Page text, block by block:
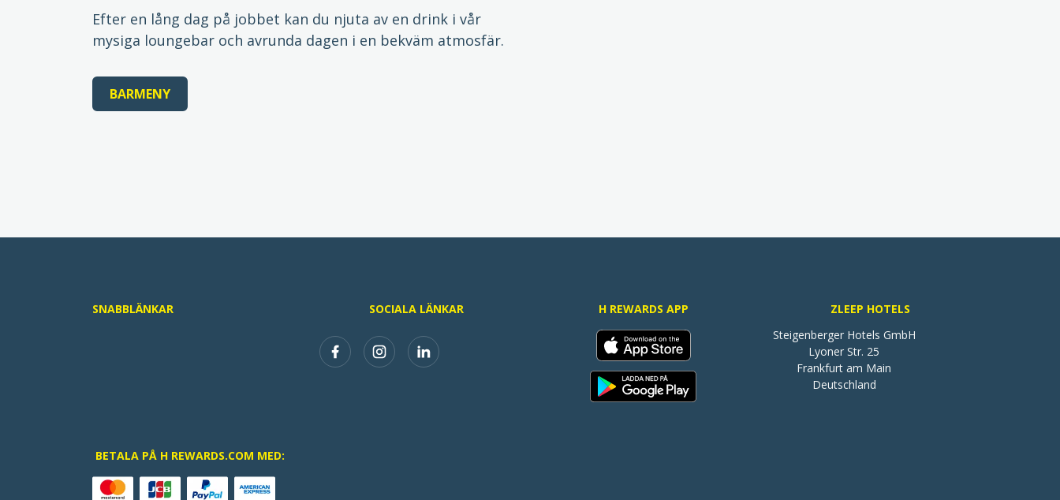
Efter en lång dag på jobbet kan du njuta av en drink i vår
mysiga loungebar och avrunda dagen i en bekväm atmosfär.
BARMENY
SNABBLÄNKAR SOCIALA LÄNKAR H REWARDS APP
ZLEEP HOTELS
Steigenberger Hotels GmbH
Lyoner Str. 25
Frankfurt am Main
Deutschland
BETALA PÅ H REWARDS.COM MED: